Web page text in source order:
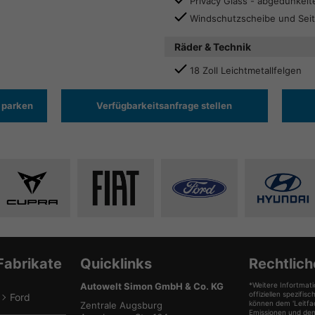
Windschutzscheibe und
Räder & Technik
18 Zoll Leichtmetallfelgen
Verfügbarkeitsanfrage stellen
Alle
anzeigen
anzeigen
Alle
Alle
Ford
Alle
Quicklinks
Autowelt Simon GmbH & Co. KG
Zentrale Augsburg
*Weitere
offiziellen
können dem
Emissionen und